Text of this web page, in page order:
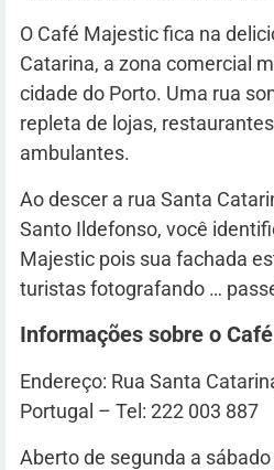
O Café Majestic fica na
Catarina, a zona comercial
cidade do Porto. Uma rua
repleta de lojas,
ambulantes.
Ao descer a rua Santa
Santo Ildefonso, você
Majestic pois sua fachada
turistas fotografando …
Informações sobre o
Endereço: Rua Santa
Portugal – Tel: 222 003 887
Aberto de segunda a